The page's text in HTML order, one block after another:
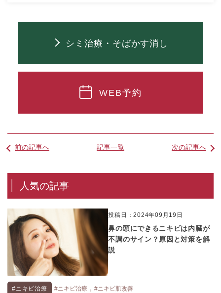
シミ治療・そばかす消し
WEB予約
前の記事へ 記事一覧 次の記事へ
人気の記事
投稿日：2024年09月19日
鼻の頭にできるニキビは内臓が
不調のサイン？原因と対策を解
説
#ニキビ治療 #ニキビ治療 , #ニキビ肌改善